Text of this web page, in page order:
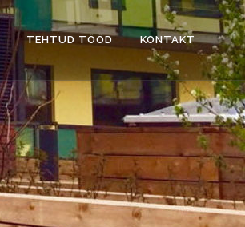
TEHTUD TÖÖD KONTAKT